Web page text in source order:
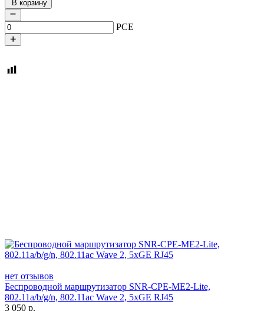
В корзину
PCE
нет отзывов
Беспроводной маршрутизатор SNR-CPE-ME2-Lite,
802.11a/b/g/n, 802.11ac Wave 2, 5xGE RJ45
3 050 р.